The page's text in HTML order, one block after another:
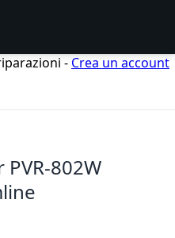
- Crea un account
802W